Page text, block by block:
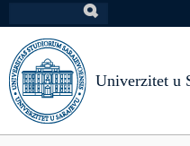
na
glavni
sadržaj
Univerzitet u